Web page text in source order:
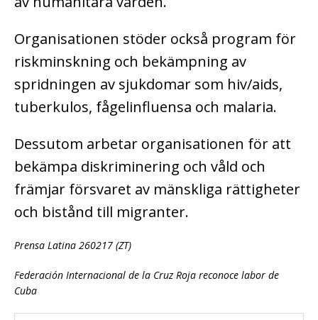
Organisationen stöder också program för
riskminskning och bekämpning av
spridningen av sjukdomar som hiv/aids,
tuberkulos, fågelinfluensa och malaria.
Dessutom arbetar organisationen för att
bekämpa diskriminering och våld och
främjar försvaret av mänskliga rättigheter
och bistånd till migranter.
Prensa Latina 260217 (ZT)
Federación Internacional de la Cruz Roja reconoce labor de
Cuba